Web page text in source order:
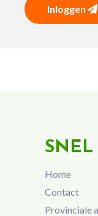
Inloggen
Home
Contact
Provinciale